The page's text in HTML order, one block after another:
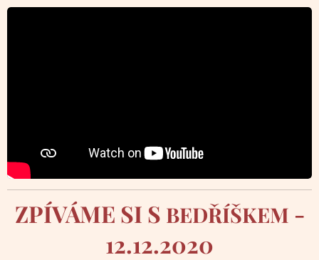
ZPÍVÁME SI S BEDŘÍŠKEM -
12.12.2020